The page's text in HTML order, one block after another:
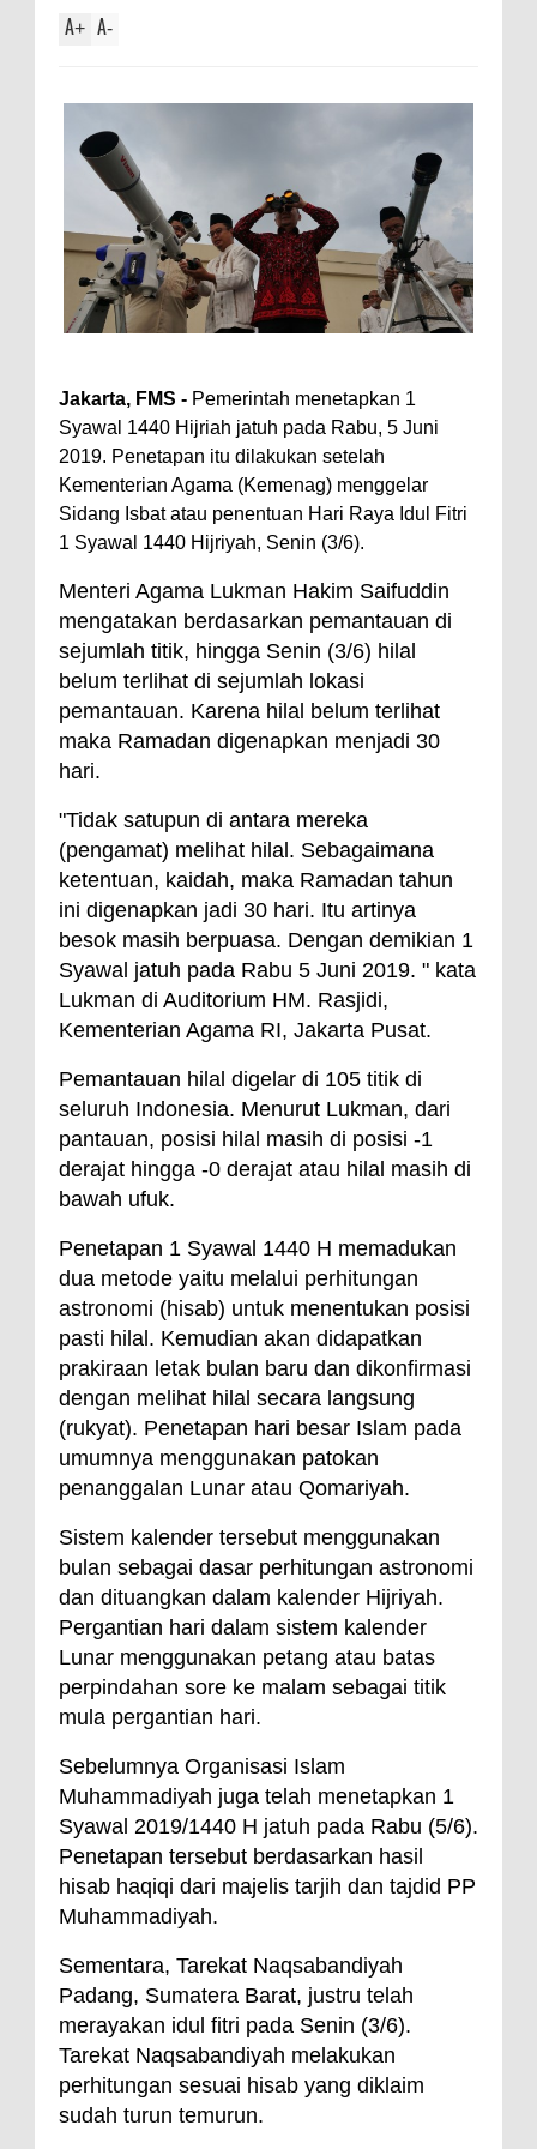
A+ A-
Jakarta, FMS - Pemerintah menetapkan 1
Syawal 1440 Hijriah jatuh pada Rabu, 5 Juni
2019. Penetapan itu dilakukan setelah
Kementerian Agama (Kemenag) menggelar
Sidang Isbat atau penentuan Hari Raya Idul Fitri
1 Syawal 1440 Hijriyah, Senin (3/6).
Menteri Agama Lukman Hakim Saifuddin
mengatakan berdasarkan pemantauan di
sejumlah titik, hingga Senin (3/6) hilal
belum terlihat di sejumlah lokasi
pemantauan. Karena hilal belum terlihat
maka Ramadan digenapkan menjadi 30
hari.
"Tidak satupun di antara mereka
(pengamat) melihat hilal. Sebagaimana
ketentuan, kaidah, maka Ramadan tahun
ini digenapkan jadi 30 hari. Itu artinya
besok masih berpuasa. Dengan demikian 1
Syawal jatuh pada Rabu 5 Juni 2019. " kata
Lukman di Auditorium HM. Rasjidi,
Kementerian Agama RI, Jakarta Pusat.
Pemantauan hilal digelar di 105 titik di
seluruh Indonesia. Menurut Lukman, dari
pantauan, posisi hilal masih di posisi -1
derajat hingga -0 derajat atau hilal masih di
bawah ufuk.
Penetapan 1 Syawal 1440 H memadukan
dua metode yaitu melalui perhitungan
astronomi (hisab) untuk menentukan posisi
pasti hilal. Kemudian akan didapatkan
prakiraan letak bulan baru dan dikonfirmasi
dengan melihat hilal secara langsung
(rukyat). Penetapan hari besar Islam pada
umumnya menggunakan patokan
penanggalan Lunar atau Qomariyah.
Sistem kalender tersebut menggunakan
bulan sebagai dasar perhitungan astronomi
dan dituangkan dalam kalender Hijriyah.
Pergantian hari dalam sistem kalender
Lunar menggunakan petang atau batas
perpindahan sore ke malam sebagai titik
mula pergantian hari.
Sebelumnya Organisasi Islam
Muhammadiyah juga telah menetapkan 1
Syawal 2019/1440 H jatuh pada Rabu (5/6).
Penetapan tersebut berdasarkan hasil
hisab haqiqi dari majelis tarjih dan tajdid PP
Muhammadiyah.
Sementara, Tarekat Naqsabandiyah
Padang, Sumatera Barat, justru telah
merayakan idul fitri pada Senin (3/6).
Tarekat Naqsabandiyah melakukan
perhitungan sesuai hisab yang diklaim
sudah turun temurun.